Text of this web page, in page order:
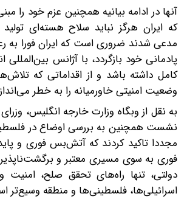
آنها در ادامه بیانیه همچنین عزم خود را
که ایران هرگز نباید سلاح هسته‌ای تولید
مدعی شدند ضروری است که ایران فورا به
پادمانی خود بازگردد، با آژانس
کامل داشته باشد و از اقداماتی که
وضعیت امنیتی خاورمیانه را به خطر
به نقل از وبگاه وزارت خارجه انگلیس،
نشست همچنین به بررسی اوضاع در
مجددا تاکید کردند که آتش‌بس فوری و
فوری به سوی مسیری معتبر و
دولتی، تنها راه‌های تحقق صلح، امنیت و
اسرائیلی‌ها، فلسطینی‌ها و منطقه وسیع‌تر